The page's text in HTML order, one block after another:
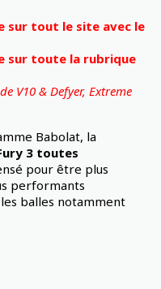
sur tout le site avec le
sur toute la rubrique
V10 & Defyer, Extreme
Babolat, la
3 toutes
pour être plus
performants
balles notamment